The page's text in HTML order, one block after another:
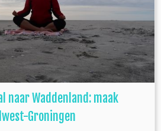
naar Waddenland: maak
Groningen